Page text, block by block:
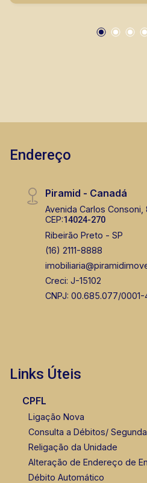
prontos, usados ou
Endereço
Piramid - Canadá
Avenida Carlos Consoni,
CEP:14024-270
Ribeirão Preto - SP
(16) 2111-8888
Creci: J-15102
CNPJ: 00.685.077/0001-
Links Úteis
CPFL
Ligação Nova
Consulta a Débitos/
Religação da Unidade
Alteração de Endereço de
Débito Automático